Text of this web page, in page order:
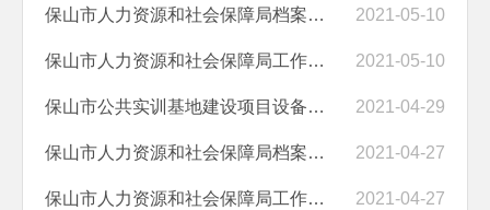
保山市人力资源和社会保障局档案数字化服务及柔性引才项目保障服务采购... 2021-05-10
保山市人力资源和社会保障局工作制服采购流标公告 2021-05-10
保山市公共实训基地建设项目设备购置（第一标段）成交结果公告 2021-04-29
保山市人力资源和社会保障局档案数字化服务及柔性引才项目保障服务采购... 2021-04-27
保山市人力资源和社会保障局工作制服采购竞争性磋商公告 2021-04-27